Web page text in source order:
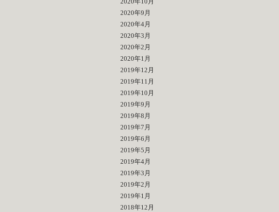
2020年9月
2020年4月
2020年3月
2020年2月
2020年1月
2019年12月
2019年11月
2019年10月
2019年9月
2019年8月
2019年7月
2019年6月
2019年5月
2019年4月
2019年3月
2019年2月
2019年1月
2018年12月